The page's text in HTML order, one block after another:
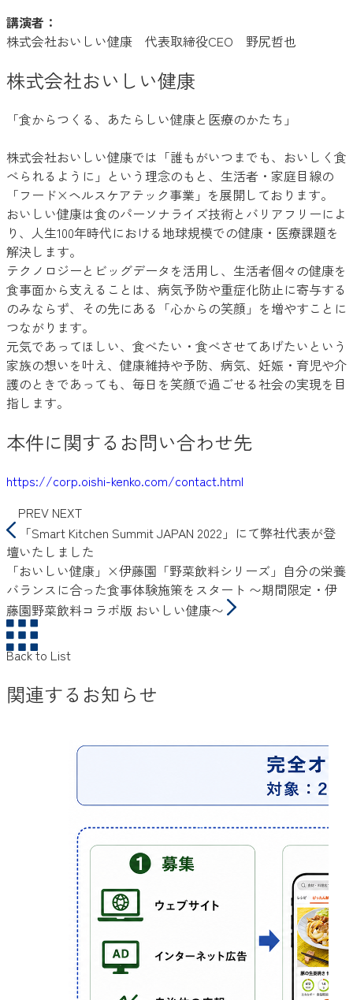
講演者：
株式会社おいしい健康 代表取締役CEO 野尻哲也
株式会社おいしい健康
「食からつくる、あたらしい健康と医療のかたち」
株式会社おいしい健康では「誰もがいつまでも、おいしく食
べられるように」という理念のもと、生活者・家庭目線の
「フード×ヘルスケアテック事業」を展開しております。
おいしい健康は食のパーソナライズ技術とバリアフリーによ
り、人生100年時代における地球規模での健康・医療課題を
解決します。
テクノロジーとビッグデータを活用し、生活者個々の健康を
食事面から支えることは、病気予防や重症化防止に寄与する
のみならず、その先にある「心からの笑顔」を増やすことに
つながります。
元気であってほしい、食べたい・食べさせてあげたいという
家族の想いを叶え、健康維持や予防、病気、妊娠・育児や介
護のときであっても、毎日を笑顔で過ごせる社会の実現を目
指します。
本件に関するお問い合わせ先
https://corp.oishi-kenko.com/contact.html
PREV NEXT
「Smart Kitchen Summit JAPAN 2022」にて弊社代表が登
壇いたしました
「おいしい健康」×伊藤園「野菜飲料シリーズ」自分の栄養
バランスに合った食事体験施策をスタート 〜期間限定・伊
藤園野菜飲料コラボ版 おいしい健康〜
Back to List
関連するお知らせ